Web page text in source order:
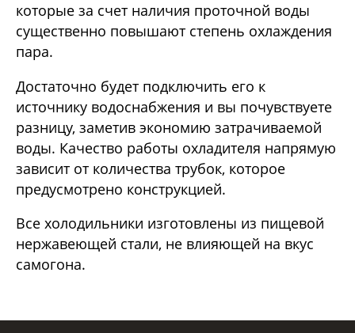
которые за счет наличия проточной воды
существенно повышают степень охлаждения
пара.
Достаточно будет подключить его к
источнику водоснабжения и вы почувствуете
разницу, заметив экономию затрачиваемой
воды. Качество работы охладителя напрямую
зависит от количества трубок, которое
предусмотрено конструкцией.
Все холодильники изготовлены из пищевой
нержавеющей стали, не влияющей на вкус
самогона.